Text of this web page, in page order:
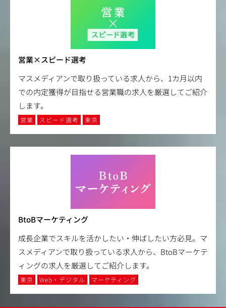
営業×スピード選考
マスメディアンで取り扱っている求人から、1カ月以内
での内定獲得が目指せる営業職の求人を厳選してご紹介
します。
営業 スピード選考 東京
BtoBマーケティング
成長企業でスキルを活かしたい・伸ばしたい方必見。マ
スメディアンで取り扱っている求人から、BtoBマーケテ
ィングの求人を厳選してご紹介します。
東京 Web・デジタル マーケティング